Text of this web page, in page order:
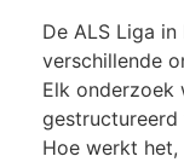
De ALS Liga
verschillende
Elk onderzoek
gestructureerd
Hoe werkt het,